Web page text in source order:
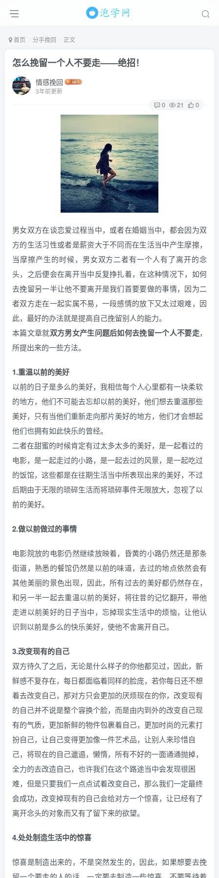
首页 分手挽回 正文
怎么挽留一个人不要走——绝招！
情感挽回
3年前更新
0 21 0
男女双方在谈恋爱过程当中，或者在婚姻当中，都会因为双
方的生活习性或者是薪资大于不同而在生活当中产生摩擦，
当摩擦产生的时候，男女双方二者有一个人有了离开的念
头，之后便会在离开当中反复挣扎着，在这种情况下，如何
去挽留另一半让他不要离开是我们首要要做的事情，因为二
者双方走在一起实属不易，一段感情的放下又太过艰难，因
此，最好的办法就是提高自己挽留别人的能力。
本篇文章就双方男女产生问题后如何去挽留一个人不要走，
所提出来的一些方法。
1.重温以前的美好
以前的日子是多么的美好，我相信每个人心里都有一块柔软
的地方，他们不可能去忘却以前的美好，他们想去重温那些
美好，只有当他们重新走向那片美好的地方，他们才会想起
他们也拥有如此快乐的曾经。
二者在甜蜜的时候肯定有过太多太多的美好，是一起看过的
电影，是一起走过的小路，是一起去过的风景，是一起吃过
的饭馆，这些都是在往期生活当中所表现出来的美好，不过
后期由于无限的琐碎生活而将琐碎事件无限放大，忽视了以
前的美好。
2.做以前做过的事情
电影院放的电影仍然继续放映着，昏黄的小路仍然还是那条
街道，熟悉的餐馆仍然是以前的味道，去过的地点依然会有
其他美丽的景色出现，因此，所有过去的美好都仍然存在，
和另一半一起去重温以前的美好，将往昔的记忆翻开，带他
走进以前美好的日子当中，忘掉现实生活中的烦恼，让他认
识到以前是多么的快乐美好，使他不舍离开自己。
3.改变现有的自己
双方待久了之后，无论是什么样子的你他都见过，因此，新
鲜感不复存在，每日都面临着同样的脸庞，若你每日还不想
着去改变自己，那对方只会更加的厌烦现在的你，改变现有
的自己并不说是整个容换个脸，而是由内到外的改变自己现
有的气质，更加新鲜的物件包裹着自己，更加时尚的元素打
扮自己，让自己变得更加像一件艺术品，让别人来珍惜自
己，将现在的自己邋遢，懒惰，所有不好的一面通通抛掉，
全力的去改造自己，也许我们在这个路途当中会发现很困
难，但是只要我们一点点试着改变自己，那么我们一定最终
会成功，改变掉现有的自己会给对方一个惊喜，让已经有了
离开念头的对象而又有了留下来的欲望。
4.处处制造生活中的惊喜
惊喜是制造出来的，不是突然发生的，因此，如果想要去挽